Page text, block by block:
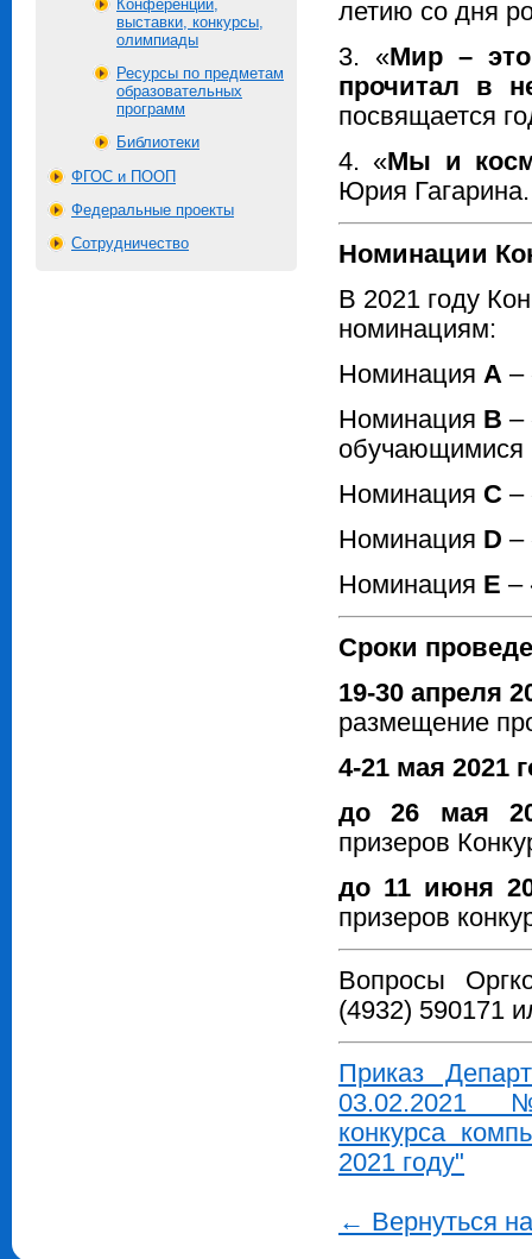
Конференции,
выставки, конкурсы,
олимпиады
Ресурсы по предметам
образовательных
программ
Библиотеки
ФГОС и ПООП
Федеральные проекты
Сотрудничество
летию со дня
3. «Мир –
прочитал в
посвящается
4. «Мы и
Юрия Гагарина.
Номинации
В 2021 году
номинациям:
Номинация А –
Номинация B –
обучающимися
Номинация С –
Номинация D –
Номинация E –
Сроки
19-30 апреля
размещение
4-21 мая 2021
до 26 мая
призеров
до 11 июня
призеров
Вопросы
(4932) 590171
Приказ
03.02.2021
конкурса
2021 году"
← Вернуться